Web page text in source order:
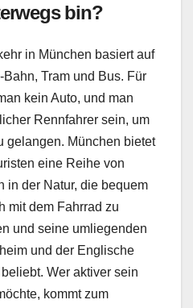
bin?
in München basiert auf
Tram und Bus. Für
kein Auto, und man
Rennfahrer sein, um
gelangen. München bietet
eine Reihe von
in der Natur, die bequem
mit dem Fahrrad zu
und seine umliegenden
und der Englische
Wer aktiver sein
kommt zum